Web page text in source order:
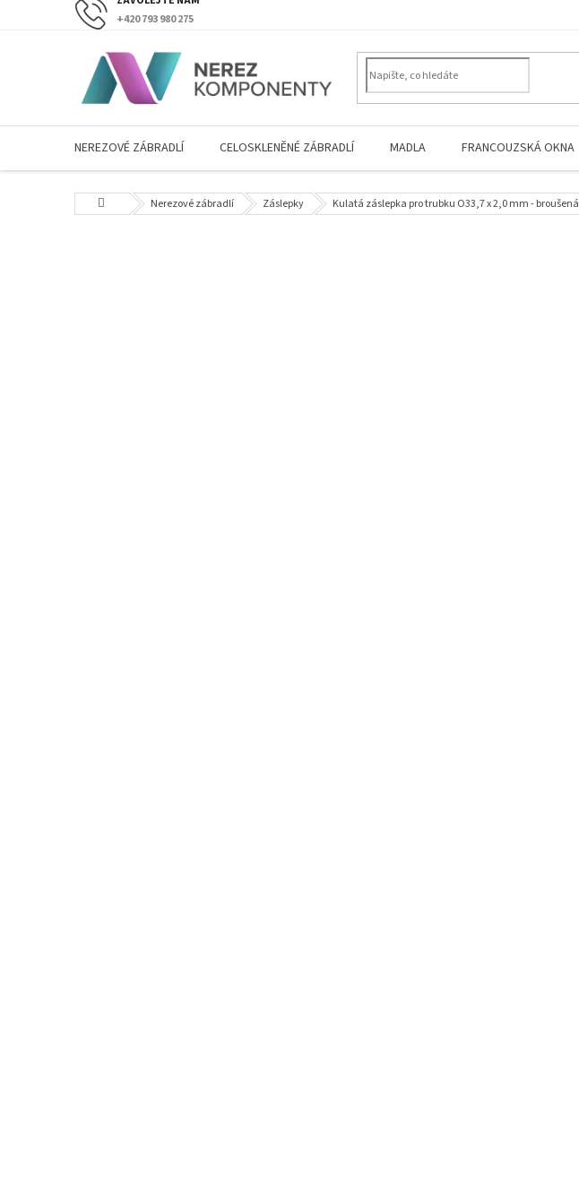
+420 793 980 275
NEREZOVÉ ZÁBRADLÍ CELOSKLENĚNÉ ZÁBRADLÍ MADLA FRANCOUZSKÁ OKNA
Domů Nerezové zábradlí Záslepky Kulatá záslepka pro trubku O33,7 x 2,0 mm - broušená